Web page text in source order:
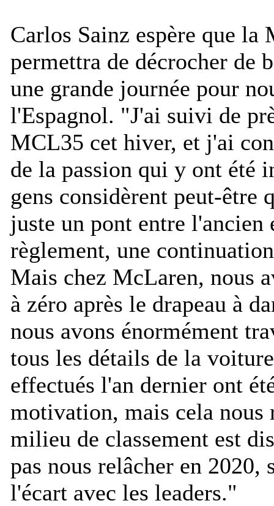
Carlos Sainz espère que
permettra de décrocher de
une grande journée pour
l'Espagnol. "J'ai suivi de
MCL35 cet hiver, et j'ai
de la passion qui y ont été
gens considèrent peut-être
juste un pont entre l'ancien
règlement, une
Mais chez McLaren, nous
à zéro après le drapeau à
nous avons énormément
tous les détails de la
effectués l'an dernier ont
motivation, mais cela nous
milieu de classement est
pas nous relâcher en
l'écart avec les leaders."